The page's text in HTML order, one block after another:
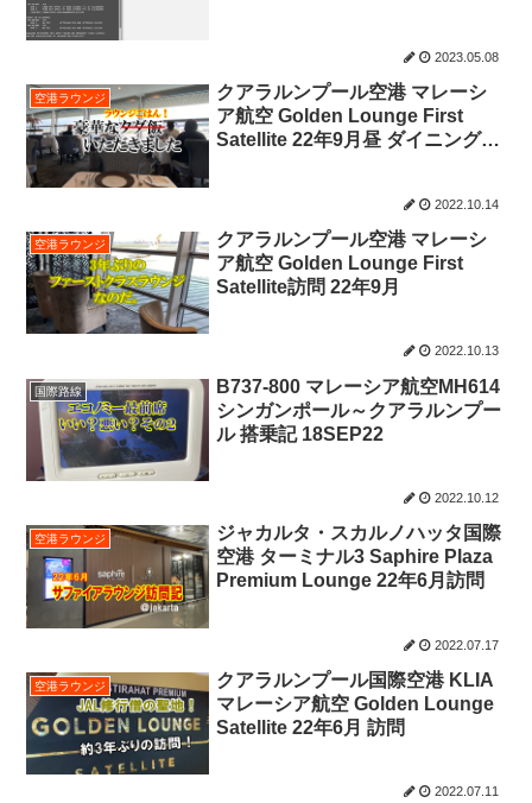
2023.05.08
空港ラウンジ
クアラルンプール空港 マレーシ
ア航空 Golden Lounge First
Satellite 22年9月昼 ダイニングメ
2022.10.14
空港ラウンジ
クアラルンプール空港 マレーシ
ア航空 Golden Lounge First
Satellite訪問 22年9月
2022.10.13
国際路線
B737-800 マレーシア航空MH614
シンガンポール～クアラルンプー
ル 搭乗記 18SEP22
2022.10.12
空港ラウンジ
ジャカルタ・スカルノハッタ国際
空港 ターミナル3 Saphire Plaza
Premium Lounge 22年6月訪問
2022.07.17
空港ラウンジ
クアラルンプール国際空港 KLIA
マレーシア航空 Golden Lounge
Satellite 22年6月 訪問
2022.07.11